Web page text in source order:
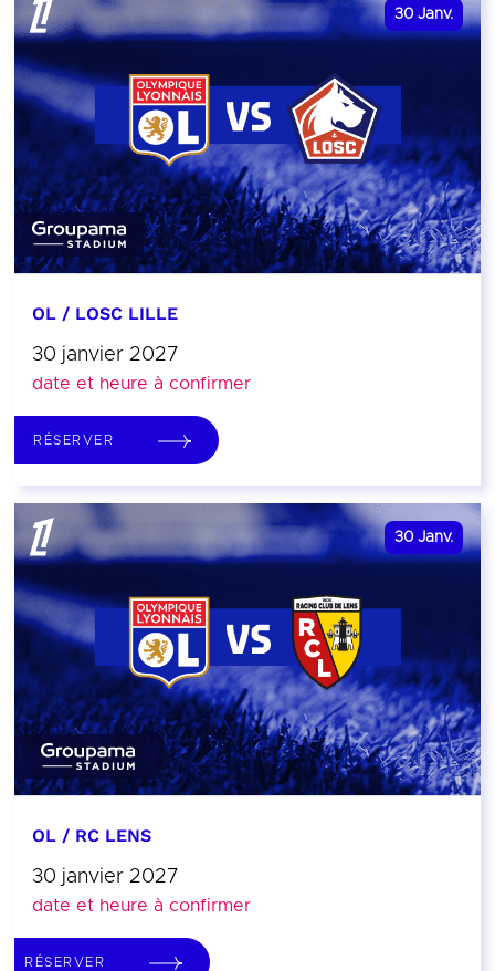
30 Janv.
OL / LOSC LILLE
30 janvier 2027
date et heure à confirmer
RÉSERVER
30 Janv.
OL / RC LENS
30 janvier 2027
date et heure à confirmer
RÉSERVER